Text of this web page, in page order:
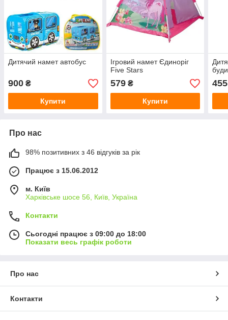
Дитячий намет автобус
900 ₴
Купити
Ігровий намет Єдиноріг
Five Stars
579₴
Купити
Про нас
98% позитивних з 46 відгуків за рік
Працює з 15.06.2012
м. Київ
Харківське шосе 56, Київ, Україна
Контакти
Сьогодні працює з 09:00 до 18:00
Показати весь графік роботи
Про нас
Контакти